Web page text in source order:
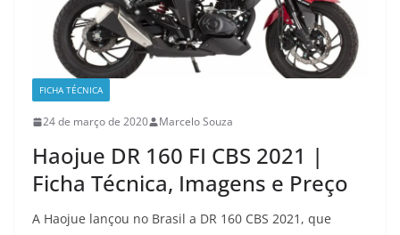
FICHA TÉCNICA
24 de março de 2020 Marcelo Souza
Haojue DR 160 FI CBS 2021 |
Ficha Técnica, Imagens e Preço
A Haojue lançou no Brasil a DR 160 CBS 2021, que